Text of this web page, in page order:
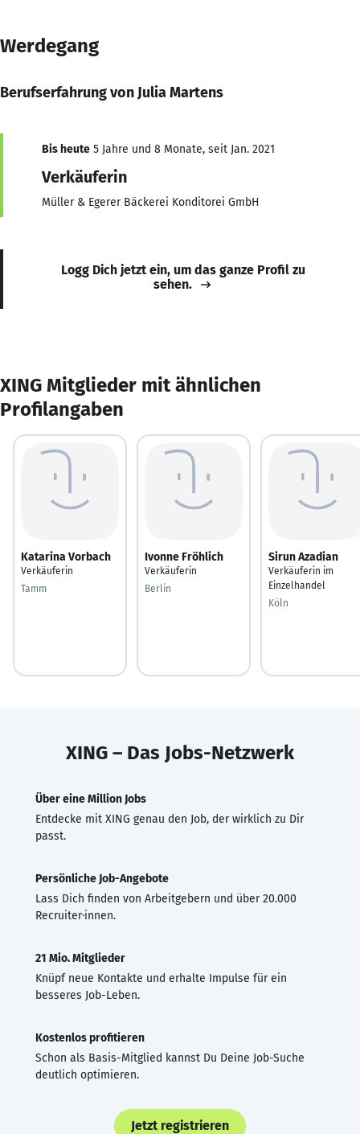
Werdegang
Berufserfahrung von Julia Martens
Bis heute 5 Jahre und 8 Monate, seit Jan. 2021
Verkäuferin
Müller & Egerer Bäckerei Konditorei GmbH
Logg Dich jetzt ein, um das ganze Profil zu
sehen.
XING Mitglieder mit ähnlichen
Profilangaben
Katarina Vorbach
Verkäuferin
Tamm
Ivonne Fröhlich
Verkäuferin
Berlin
Sirun Azadian
Verkäuferin im
Einzelhandel
Köln
XING – Das Jobs-Netzwerk
Über eine Million Jobs
Entdecke mit XING genau den Job, der wirklich zu Dir
passt.
Persönliche Job-Angebote
Lass Dich finden von Arbeitgebern und über 20.000
Recruiter·innen.
21 Mio. Mitglieder
Knüpf neue Kontakte und erhalte Impulse für ein
besseres Job-Leben.
Kostenlos profitieren
Schon als Basis-Mitglied kannst Du Deine Job-Suche
deutlich optimieren.
Jetzt registrieren